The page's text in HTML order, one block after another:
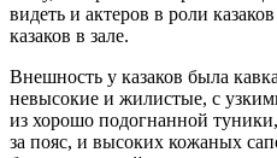
видеть и актеров в роли
казаков в зале.
Внешность у казаков была
невысокие и жилистые, с
из хорошо подогнанной
за пояс, и высоких кожаных